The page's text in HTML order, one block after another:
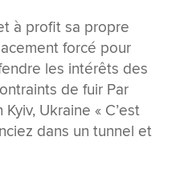
à profit sa propre
forcé pour
les intérêts des
de fuir Par
Ukraine « C’est
dans un tunnel et